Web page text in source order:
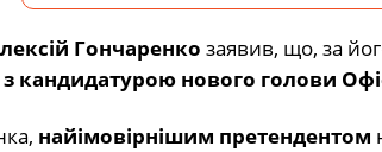
Гончаренко заявив, що, за
кандидатурою нового голови
найімовірнішим претендентом